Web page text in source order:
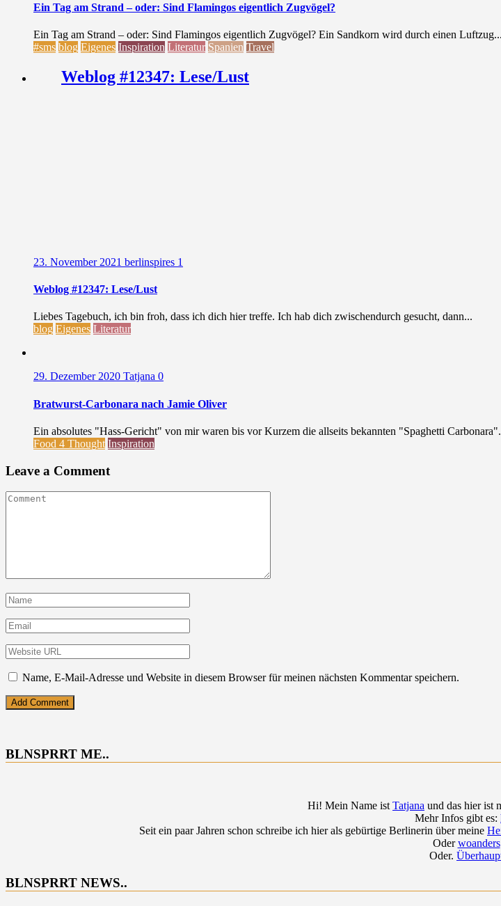
Ein Tag am Strand – oder: Sind Flamingos eigentlich Zugvögel?
Ein Tag am Strand – oder: Sind Flamingos eigentlich Zugvögel? Ein Sandkorn wird durch einen Luftzug...
#sms blog Eigenes Inspiration Literatur Spanien Travel
Weblog #12347: Lese/Lust
23. November 2021 berlinspires 1
Weblog #12347: Lese/Lust
Liebes Tagebuch, ich bin froh, dass ich dich hier treffe. Ich hab dich zwischendurch gesucht, dann...
blog Eigenes Literatur
29. Dezember 2020 Tatjana 0
Bratwurst-Carbonara nach Jamie Oliver
Ein absolutes "Hass-Gericht" von mir waren bis vor Kurzem die allseits bekannten "Spaghetti
Food 4 Thought Inspiration
Leave a Comment
Name, E-Mail-Adresse und Website in diesem Browser für meinen nächsten Kommentar speichern.
BLNSPRRT ME..
Hi! Mein Name ist Tatjana und das hier ist
Mehr Infos gibt es:
Seit ein paar Jahren schon schreibe ich hier als gebürtige Berlinerin über meine
Oderwoanders
Oder.
BLNSPRRT NEWS..